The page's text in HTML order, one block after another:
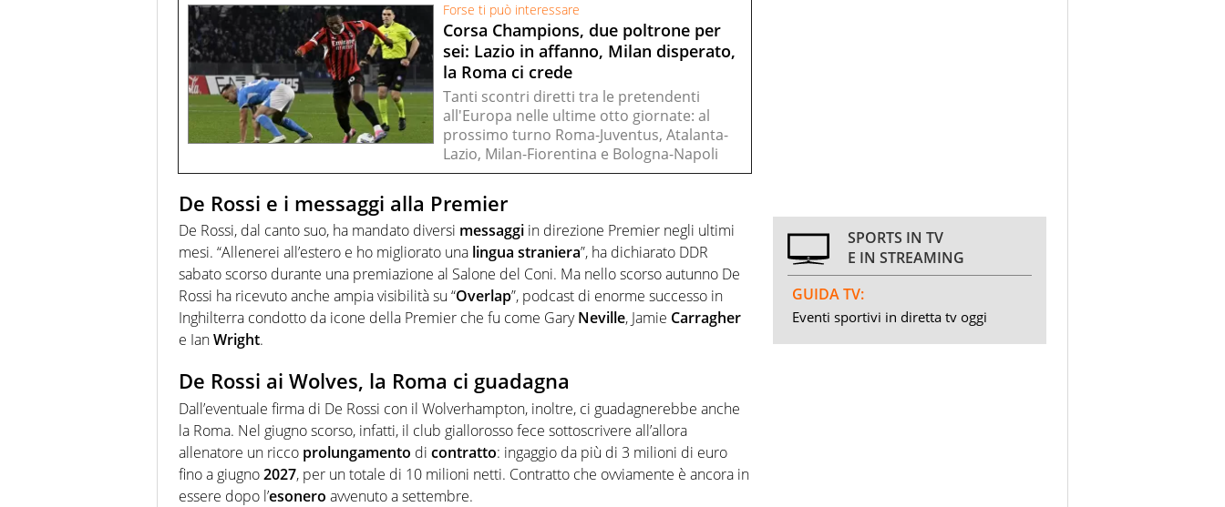
Forse ti può interessare
Corsa Champions, due poltrone per
sei: Lazio in affanno, Milan disperato,
la Roma ci crede
Tanti scontri diretti tra le pretendenti
all'Europa nelle ultime otto giornate: al
prossimo turno Roma-Juventus, Atalanta-
Lazio, Milan-Fiorentina e Bologna-Napoli
De Rossi e i messaggi alla Premier
De Rossi, dal canto suo, ha mandato diversi messaggi in direzione Premier negli ultimi
mesi. “Allenerei all’estero e ho migliorato una lingua straniera”, ha dichiarato DDR
sabato scorso durante una premiazione al Salone del Coni. Ma nello scorso autunno De
Rossi ha ricevuto anche ampia visibilità su “Overlap”, podcast di enorme successo in
Inghilterra condotto da icone della Premier che fu come GaryNeville, Jamie Carragher
e IanWright.
De Rossi ai Wolves, la Roma ci guadagna
Dall’eventuale firma di De Rossi con il Wolverhampton, inoltre, ci guadagnerebbe anche
la Roma. Nel giugno scorso, infatti, il club giallorosso fece sottoscrivere all’allora
allenatore un ricco prolungamento di contratto: ingaggio da più di 3 milioni di euro
fino a giugno2027, per un totale di 10 milioni netti. Contratto che ovviamente è ancora in
essere dopo l’esonero avvenuto a settembre.
SPORTS IN TV
E IN STREAMING
GUIDA TV:
Eventi sportivi in diretta tv oggi